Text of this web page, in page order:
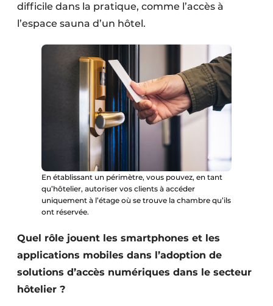
difficile dans la pratique, comme l’accès à
l’espace sauna d’un hôtel.
En établissant un périmètre, vous pouvez, en tant
qu’hôtelier, autoriser vos clients à accéder
uniquement à l’étage où se trouve la chambre qu’ils
ont réservée.
Quel rôle jouent les smartphones et les
applications mobiles dans l’adoption de
solutions d’accès numériques dans le secteur
hôtelier ?